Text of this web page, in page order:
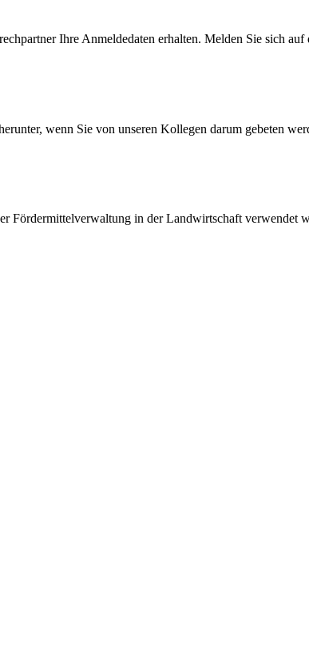
Ihre Anmeldedaten erhalten. Melden Sie sich auf
wenn Sie von unseren Kollegen darum gebeten
in der Landwirtschaft verwendet